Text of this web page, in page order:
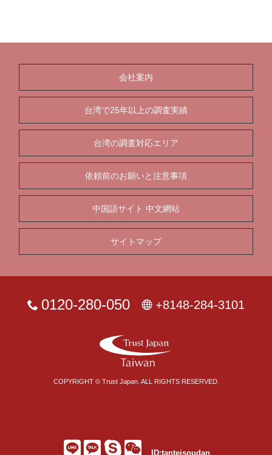
会社案内
台湾で25年以上の調査実績
台湾の調査対応エリア
依頼前のお願いと注意事項
中国語サイト 中文網站
サイトマップ
0120-280-050 +8148-284-3101
COPYRIGHT © Trust Japan. ALL RIGHTS RESERVED.
ID:tanteisoudan